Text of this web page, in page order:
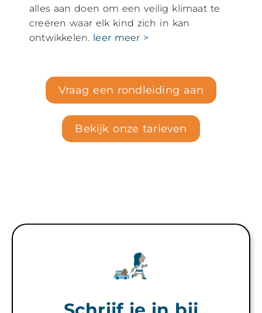
alles aan doen om een veilig klimaat te
creëren waar elk kind zich in kan
ontwikkelen. leer meer >
Vraag een rondleiding aan
Bekijk onze tarieven